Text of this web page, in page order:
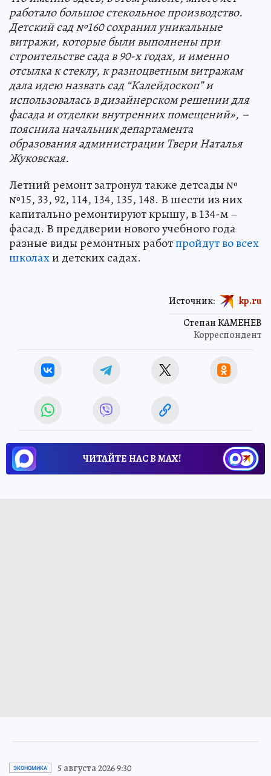
работало большое стекольное производство.
Детский сад №160 сохранил уникальные
витражи, которые были выполнены при
строительстве сада в 90-х годах, и именно
отсылка к стеклу, к разноцветным витражам
дала идею назвать сад “Калейдоскоп” и
использовалась в дизайнерском решении для
фасада и отделки внутренних помещений», –
пояснила начальник департамента
образования администрации Твери Наталья
Жуковская.
Летний ремонт затронул также детсады №
№15, 33, 92, 114, 134, 135, 148. В шести из них
капитально ремонтируют крышу, в 134-м –
фасад. В преддверии нового учебного года
разные виды ремонтных работпройдут во всех
школахи детских садах.
Степан КАМЕНЕВ
Корреспондент
Источник: kp.ru
ЧИТАЙТЕ НАС В МАХ!
ЭКОНОМИКА 5 августа 2026 9:30